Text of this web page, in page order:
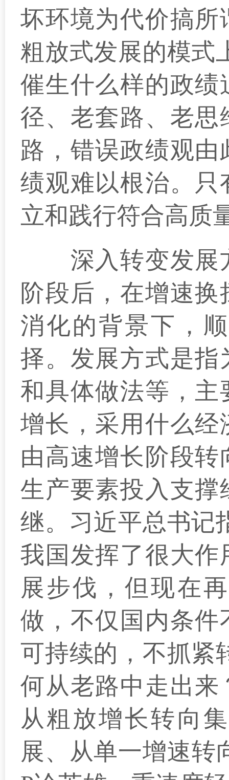
坏环境为代价搞
粗放式发展的模式
催生什么样的政
径、老套路、老
路，错误政绩观
绩观难以根治。
立和践行符合高质
深入转变发展
阶段后，在增速
消化的背景下，
择。发展方式是
和具体做法等，
增长，采用什么
由高速增长阶段
生产要素投入支
继。习近平总书记
我国发挥了很大
展步伐，但现在
做，不仅国内条
可持续的，不抓紧
何从老路中走出
从粗放增长转向
展、从单一增速转